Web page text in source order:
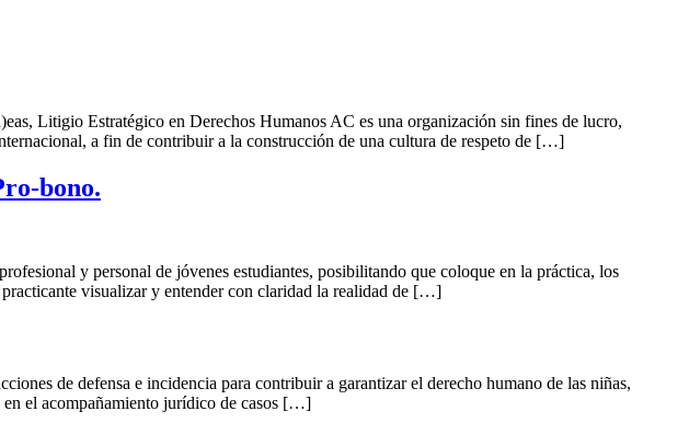
Estratégico en Derechos Humanos AC es una organización sin fines de lucro,
a fin de contribuir a la construcción de una cultura de respeto de […]
bono.
y personal de jóvenes estudiantes, posibilitando que coloque en la práctica, los
visualizar y entender con claridad la realidad de […]
de defensa e incidencia para contribuir a garantizar el derecho humano de las niñas,
en el acompañamiento jurídico de casos […]